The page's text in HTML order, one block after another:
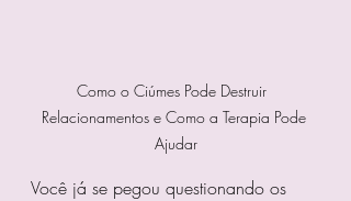
Como o Ciúmes Pode Destruir
Relacionamentos e Como a Terapia Pode
Ajudar
Você já se pegou questionando os